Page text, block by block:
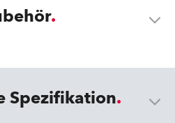
Spezifikation